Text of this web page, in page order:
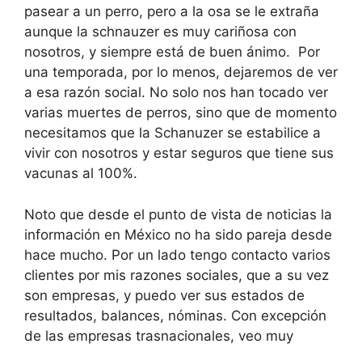
pasear a un perro, pero a la osa se le extraña
aunque la schnauzer es muy cariñosa con
nosotros, y siempre está de buen ánimo. Por
una temporada, por lo menos, dejaremos de ver
a esa razón social. No solo nos han tocado ver
varias muertes de perros, sino que de momento
necesitamos que la Schanuzer se estabilice a
vivir con nosotros y estar seguros que tiene sus
vacunas al 100%.
Noto que desde el punto de vista de noticias la
información en México no ha sido pareja desde
hace mucho. Por un lado tengo contacto varios
clientes por mis razones sociales, que a su vez
son empresas, y puedo ver sus estados de
resultados, balances, nóminas. Con excepción
de las empresas trasnacionales, veo muy